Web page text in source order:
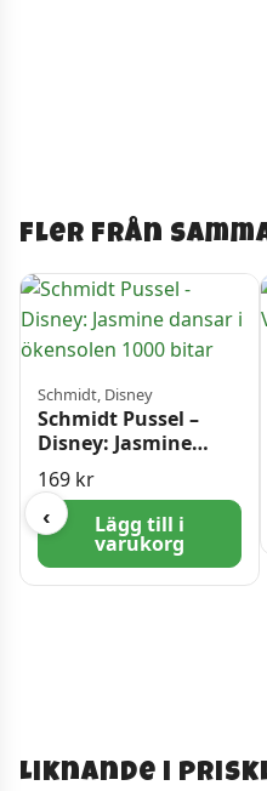
Fler från
‹
Schmidt, Disney
Schmidt Pussel –
Disney: Jasmine
dansar i ökensolen
1000 bitar
169 kr
Lägg till i
varukorg
Liknande i